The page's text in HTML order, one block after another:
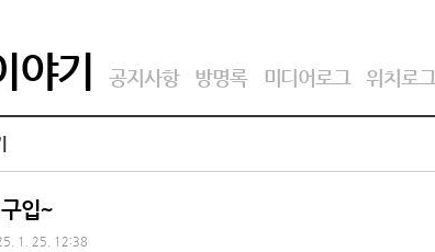
기 공지사항 방명록 미디어로그 위치로그
입~
1. 25. 12:38